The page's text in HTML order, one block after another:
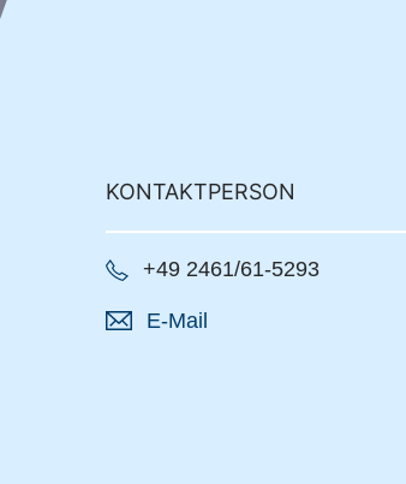
KONTAKTPERSON
+49 2461/61-5293
E-Mail